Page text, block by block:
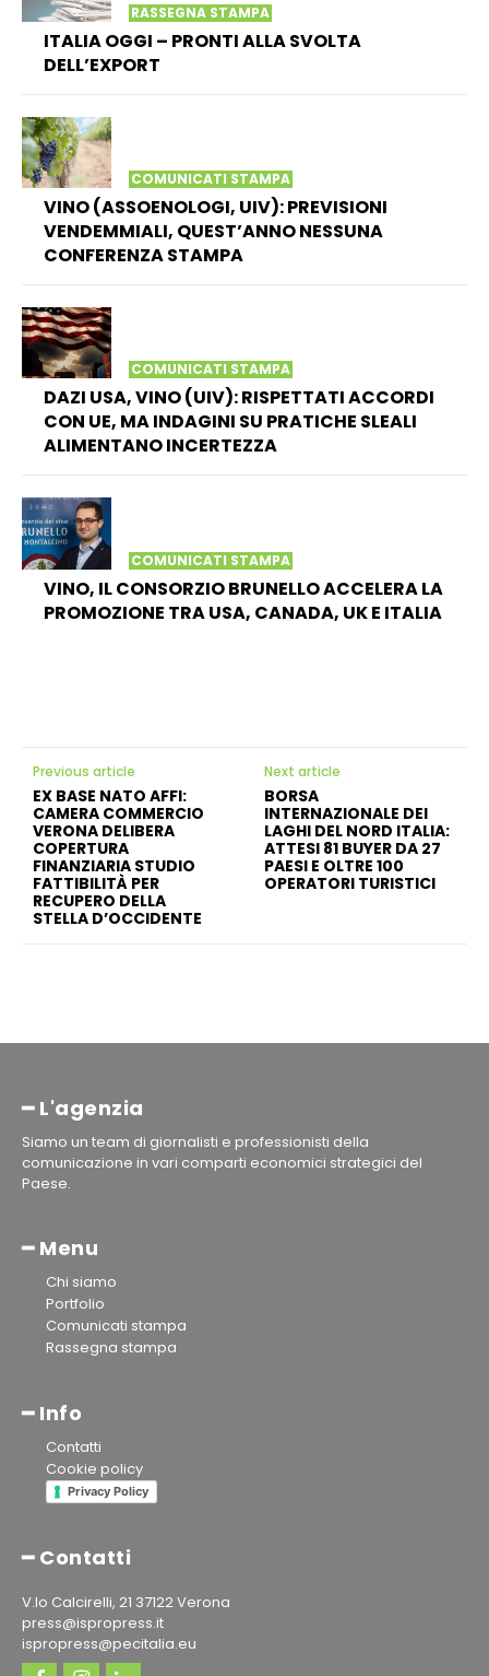
RASSEGNA STAMPA
ITALIA OGGI – PRONTI ALLA SVOLTA
DELL’EXPORT
COMUNICATI STAMPA
VINO (ASSOENOLOGI, UIV): PREVISIONI
VENDEMMIALI, QUEST’ANNO NESSUNA
CONFERENZA STAMPA
COMUNICATI STAMPA
DAZI USA, VINO (UIV): RISPETTATI ACCORDI
CON UE, MA INDAGINI SU PRATICHE SLEALI
ALIMENTANO INCERTEZZA
COMUNICATI STAMPA
VINO, IL CONSORZIO BRUNELLO ACCELERA LA
PROMOZIONE TRA USA, CANADA, UK E ITALIA
Previous article
EX BASE NATO AFFI:
CAMERA COMMERCIO
VERONA DELIBERA
COPERTURA
FINANZIARIA STUDIO
FATTIBILITÀ PER
RECUPERO DELLA
STELLA D’OCCIDENTE
Next article
BORSA
INTERNAZIONALE DEI
LAGHI DEL NORD ITALIA:
ATTESI 81 BUYER DA 27
PAESI E OLTRE 100
OPERATORI TURISTICI
━ L'agenzia
Siamo un team di giornalisti e professionisti della
comunicazione in vari comparti economici strategici del
Paese.
━ Menu
Chi siamo
Portfolio
Comunicati stampa
Rassegna stampa
━ Info
Contatti
Cookie policy
Privacy Policy
━ Contatti
V.lo Calcirelli, 21 37122 Verona
press@ispropress.it
ispropress@pecitalia.eu